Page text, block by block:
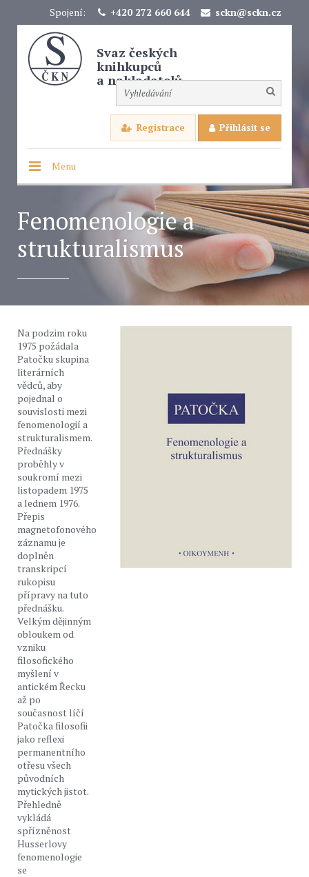
Spojení: +420 272 660 644 sckn@sckn.cz
Svaz českých
knihkupců
a nakladatelů
Registrace Přihlásit se
Menu
Fenomenologie a
strukturalismus
Na podzim roku
1975 požádala
Patočku skupina
literárních
vědců, aby
pojednal o
souvislosti mezi
fenomenologií a
strukturalismem.
Přednášky
proběhly v
soukromí mezi
listopadem 1975
a lednem 1976.
Přepis
magnetofonového
záznamu je
doplněn
transkripcí
rukopisu
přípravy na tuto
přednášku.
Velkým dějinným
obloukem od
vzniku
filosofického
myšlení v
antickém Řecku
až po
současnost líčí
Patočka filosofii
jako reflexi
permanentního
otřesu všech
původních
mytických jistot.
Přehledně
vykládá
spřízněnost
Husserlovy
fenomenologie
se